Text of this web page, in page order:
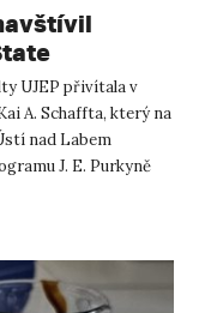
UJEP přivítala v
A. Schaffta, který na
nad Labem
J. E. Purkyně